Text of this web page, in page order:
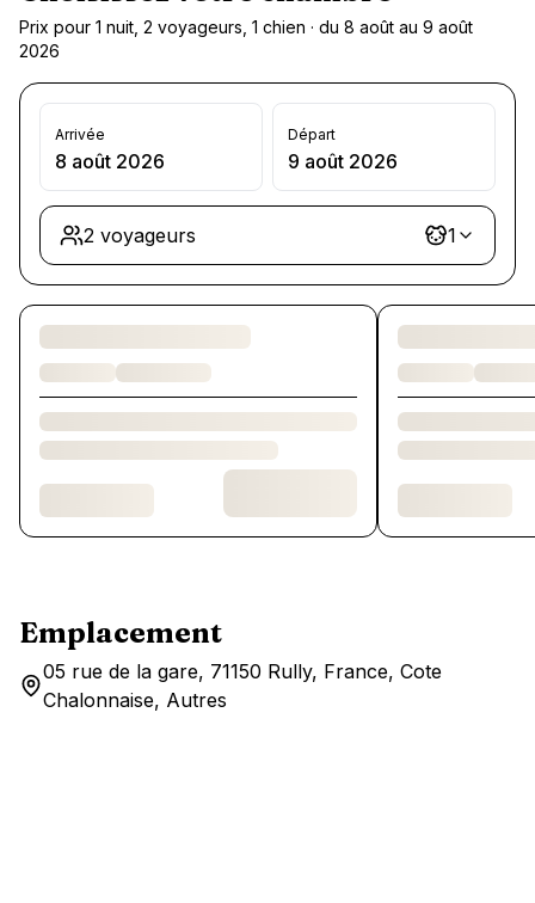
Prix pour 1 nuit, 2 voyageurs, 1 chien · du 8 août au 9 août
2026
Arrivée
8 août 2026
Départ
9 août 2026
2 voyageurs 1
Chargement des chambres et des formules…
Emplacement
05 rue de la gare, 71150 Rully, France, Cote
Chalonnaise, Autres